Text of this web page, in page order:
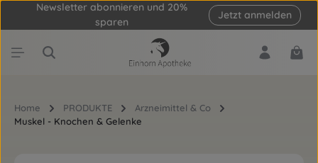
Zum Hauptinhalt springen
Newsletter abonnieren und 20%
sparen
Jetzt anmelden
Home PRODUKTE
Arzneimittel & Co
Muskel - Knochen & Gelenke